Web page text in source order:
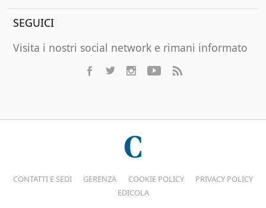
SEGUICI
Visita i nostri social network e rimani informato
CONTATTI E SEDI GERENZA COOKIE POLICY
PRIVACY POLICY
EDICOLA